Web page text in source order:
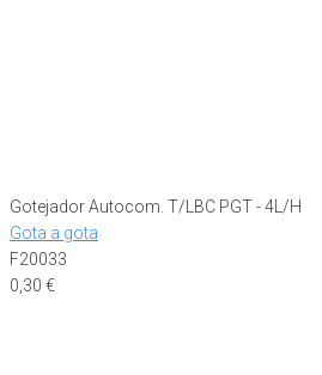
Gotejador Autocom. T/LBC PGT - 4L/H
Gota a gota
F20033
0,30 €